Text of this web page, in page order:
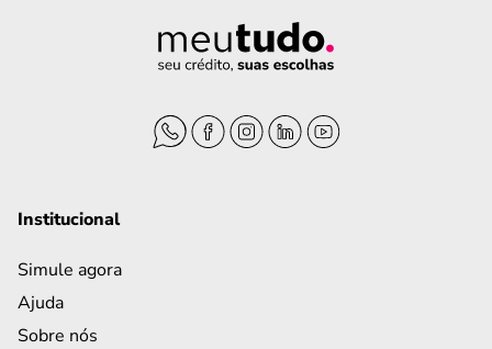
Institucional
Simule agora
Ajuda
Sobre nós